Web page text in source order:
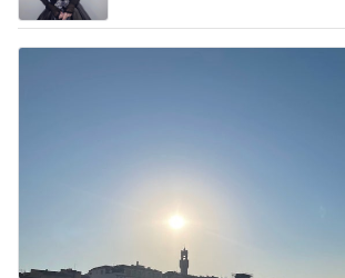
施設に入れても楽にならない介護
Amebaトピックス 2日前